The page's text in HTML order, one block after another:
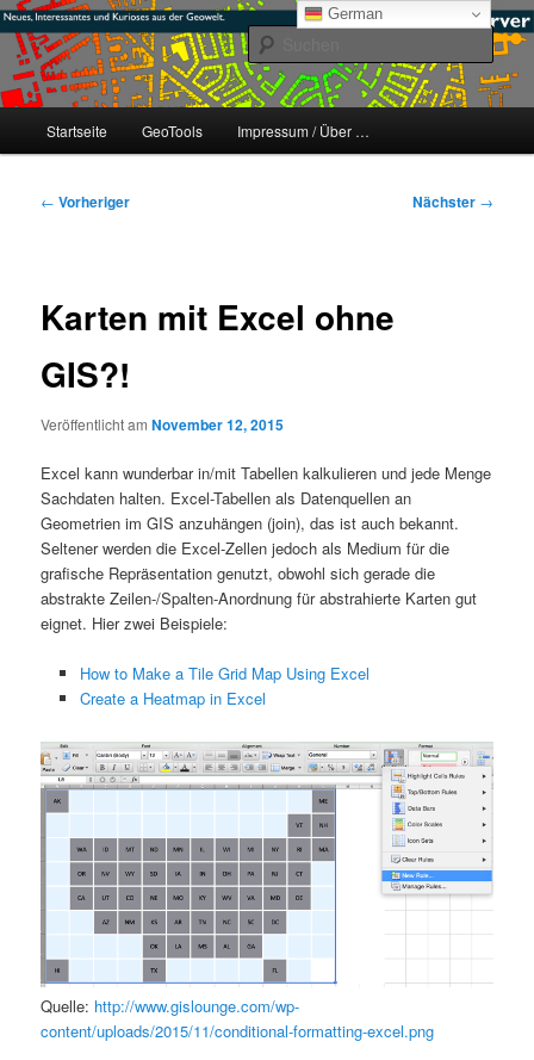
Zum
primären
Inhalt
springen#geoObserver
mikeE's GeoBlog
Startseite GeoTools Impressum / Über …
Beitragsnavigation
← Vorheriger Nächster →
Karten mit Excel ohne
GIS?!
Veröffentlicht amNovember 12, 2015
Excel kann wunderbar in/mit Tabellen kalkulieren und jede Menge
Sachdaten halten. Excel-Tabellen als Datenquellen an
Geometrien im GIS anzuhängen (join), das ist auch bekannt.
Seltener werden die Excel-Zellen jedoch als Medium für die
grafische Repräsentation genutzt, obwohl sich gerade die
abstrakte Zeilen-/Spalten-Anordnung für abstrahierte Karten gut
eignet. Hier zwei Beispiele:
How to Make a Tile Grid Map Using Excel
Create a Heatmap in Excel
Quelle: http://www.gislounge.com/wp-
content/uploads/2015/11/conditional-formatting-excel.png
German